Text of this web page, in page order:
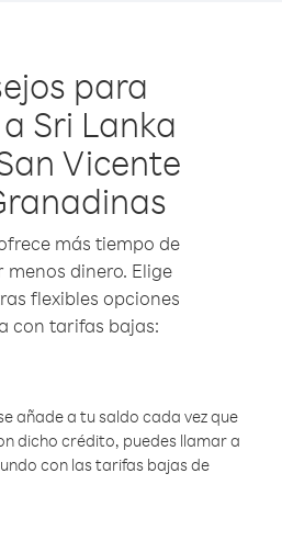
para
Sri Lanka
Vicente
más tiempo de
dinero. Elige
flexibles opciones
con tarifas bajas:
añade a tu saldo cada vez que
dicho crédito, puedes llamar a
con las tarifas bajas de